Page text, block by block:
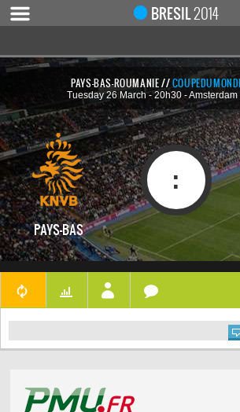
Notice : Undefined index: live [
BRESIL2014
ACCUEIL
ACTUALITÉ
COUPE DU MONDE 2019
MONDIAL 2014
CALENDRIER / RÉSULTATS
QUARTS DE FINALE
DEMI-FINALES
CLASSEMENTS
LES BUTEURS
LES 32 ÉQUIPES
LES STADES
PAYS-BAS-ROUMANIE //
Tuesday 26 March - 20h30 - Amsterdam
PAYS-BAS
: